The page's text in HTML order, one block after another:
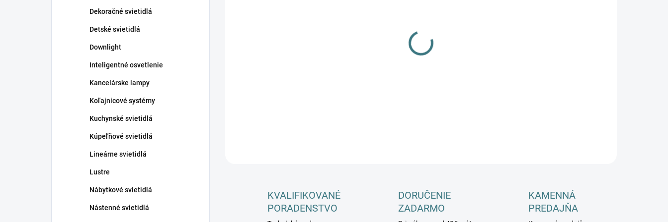
Dekoračné svietidlá
Detské svietidlá
Downlight
Inteligentné osvetlenie
Kancelárske lampy
Koľajnicové systémy
Kuchynské svietidlá
Kúpeľňové svietidlá
Lineárne svietidlá
Lustre
Nábytkové svietidlá
Nástenné svietidlá
DETAILNÉ INFORMÁCIE
KVALIFIKOVANÉ
PORADENSTVO
DORUČENIE
ZADARMO
KAMENNÁ
PREDAJŇA